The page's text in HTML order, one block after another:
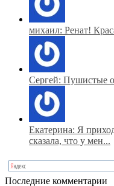
михаил: Ренат!
Сергей: Пушистые
Екатерина: Я
сказала, что у мен...
Последние комментарии